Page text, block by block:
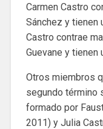
Carmen Castro
Sánchez y tienen
Castro contrae
Guevane y tienen
Otros miembros
segundo término
formado por
2011) y Julia